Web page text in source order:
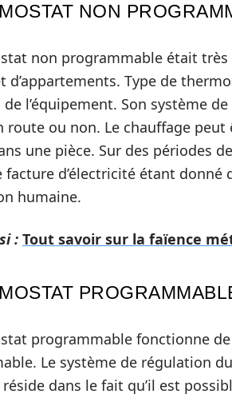
NON
non programmable était
d’appartements. Type de
l’équipement. Son système
route ou non. Le chauffage peut
une pièce. Sur des périodes
d’électricité étant donné
humaine.
: Tout savoir sur la faïence
programmable fonctionne
Le système de régulation
dans le fait qu’il est